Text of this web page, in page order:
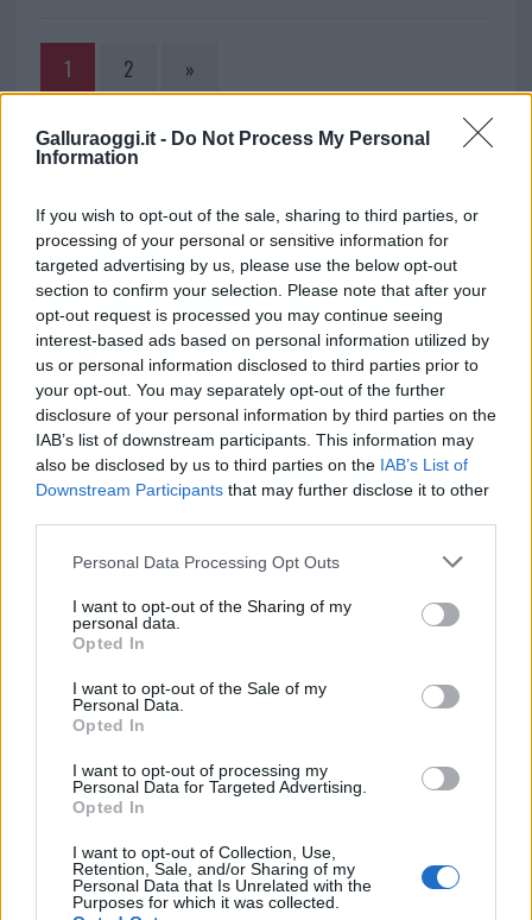
Galluraoggi.it - Do Not Process My Personal
Information
If you wish to opt-out of the sale, sharing to third parties, or
processing of your personal or sensitive information for
targeted advertising by us, please use the below opt-out
section to confirm your selection. Please note that after your
opt-out request is processed you may continue seeing
interest-based ads based on personal information utilized by
us or personal information disclosed to third parties prior to
your opt-out. You may separately opt-out of the further
disclosure of your personal information by third parties on the
IAB’s list of downstream participants. This information may
also be disclosed by us to third parties on the IAB’s List of
Downstream Participants that may further disclose it to other
Please note that this website/app uses one or more Google
not limited to your visit or usage behaviour. You may click to
grant or deny consent to Google and its third-party tags to
use your data for below specified purposes in below Google
consent section.
Personal Data Processing Opt Outs
I want to opt-out of the Sharing of my
personal data.
Opted In
I want to opt-out of the Sale of my
Personal Data.
Opted In
I want to opt-out of processing my
Personal Data for Targeted Advertising.
Opted In
I want to opt-out of Collection, Use,
Retention, Sale, and/or Sharing of my
Personal Data that Is Unrelated with the
Purposes for which it was collected.
1 2 »
NOTIZIE RECENTI
Controlli rafforzati in Costa Smeralda, 20
arresti e 135 denunce
Tre milioni di euro dalla Provincia Gallura per
nuove aule nelle scuole di Olbia
Incidente sulla provinciale 125, paura tra Olbia e
Arzachena
Incidente sulla strada provinciale ad Arzachena,
un ferito
Sangue, musica e solidarietà con Avis Olbia al
Meteo Olbia 9 agosto, temperature in calo
va avanti: “Sicilia, ci sono”